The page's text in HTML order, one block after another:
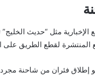
مثل “حديث الخليج”
المنتشرة لقطع الطريق على
إطلاق فئران من شاحنة